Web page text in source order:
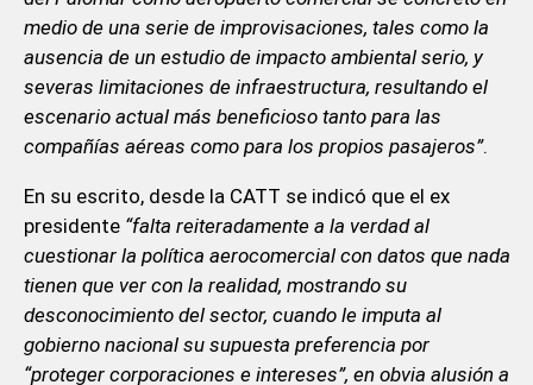
medio de una serie de improvisaciones, tales como la
ausencia de un estudio de impacto ambiental serio, y
severas limitaciones de infraestructura, resultando el
escenario actual más beneficioso tanto para las
compañías aéreas como para los propios pasajeros”.
En su escrito, desde la CATT se indicó que el ex
presidente “falta reiteradamente a la verdad al
cuestionar la política aerocomercial con datos que nada
tienen que ver con la realidad, mostrando su
desconocimiento del sector, cuando le imputa al
gobierno nacional su supuesta preferencia por
“proteger corporaciones e intereses”, en obvia alusión a